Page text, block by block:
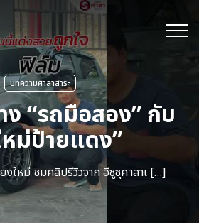
บทความศาลาสาระ
ง “รถมือสอง” กับ
หม่ป้ายแดง”
ยงใหม่ ชมคลิปรีวิวจาก อีซูซุศาลาเ […]